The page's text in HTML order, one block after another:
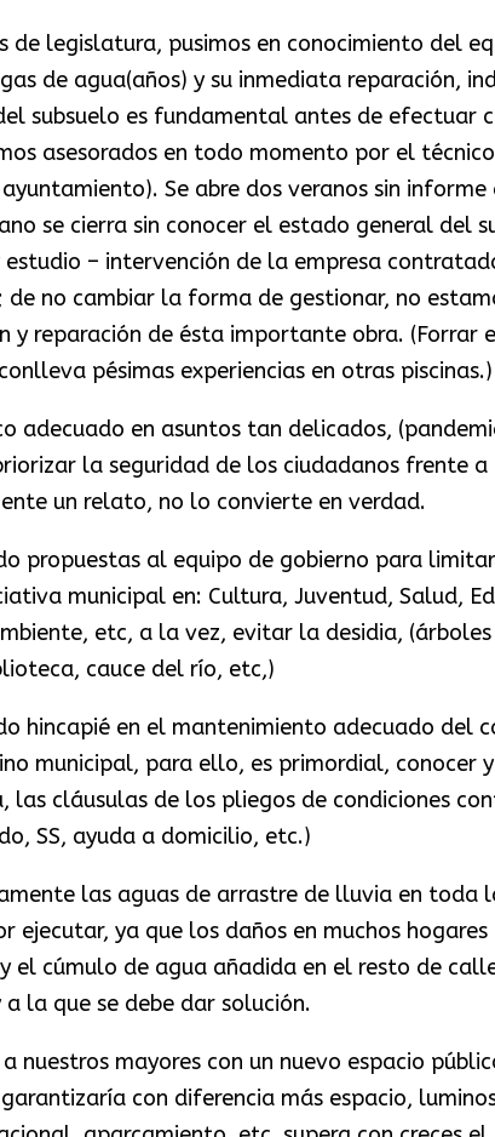
de legislatura, pusimos en conocimiento del
de agua(años) y su inmediata reparación,
subsuelo es fundamental antes de efectuar
asesorados en todo momento por el
Se abre dos veranos sin
se cierra sin conocer el estado general del
– intervención de la empresa
de no cambiar la forma de gestionar, no
y reparación de ésta importante obra. (Forrar
pésimas experiencias en otras piscinas.)
adecuado en asuntos tan delicados,
la seguridad de los ciudadanos frente
un relato, no lo convierte en verdad.
propuestas al equipo de gobierno para
municipal en: Cultura, Juventud, Salud,
etc, a la vez, evitar la desidia,
cauce del río, etc,)
hincapié en el mantenimiento adecuado del
municipal, para ello, es primordial, conocer
las cláusulas de los pliegos de condiciones
SS, ayuda a domicilio, etc.)
las aguas de arrastre de lluvia en toda
ejecutar, ya que los daños en muchos hogares
el cúmulo de agua añadida en el resto de
la que se debe dar solución.
nuestros mayores con un nuevo espacio
con diferencia más espacio,